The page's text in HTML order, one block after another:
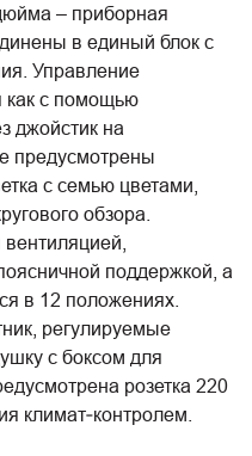
– приборная
в единый блок с
Управление
как с помощью
джойстик на
предусмотрены
с семью цветами,
обзора.
поддержкой, а
в 12 положениях.
регулируемые
с боксом для
розетка 220
климат‑контролем.